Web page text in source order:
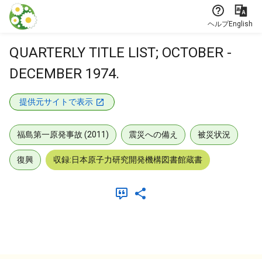
本文に飛ぶ
ヘルプEnglish
QUARTERLY TITLE LIST; OCTOBER -
DECEMBER 1974.
提供元サイトで表示
福島第一原発事故 (2011) 震災への備え 被災状況
復興 収録:日本原子力研究開発機構図書館蔵書